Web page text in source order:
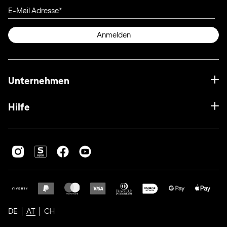
E-Mail Adresse
Anmelden
Unternehmen
Hilfe
DE AT CH